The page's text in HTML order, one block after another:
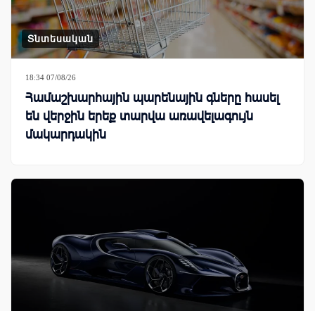
Տնտեսական
18:34 07/08/26
Համաշխարհային պարենային գները հասել
են վերջին երեք տարվա առավելագույն
մակարդակին